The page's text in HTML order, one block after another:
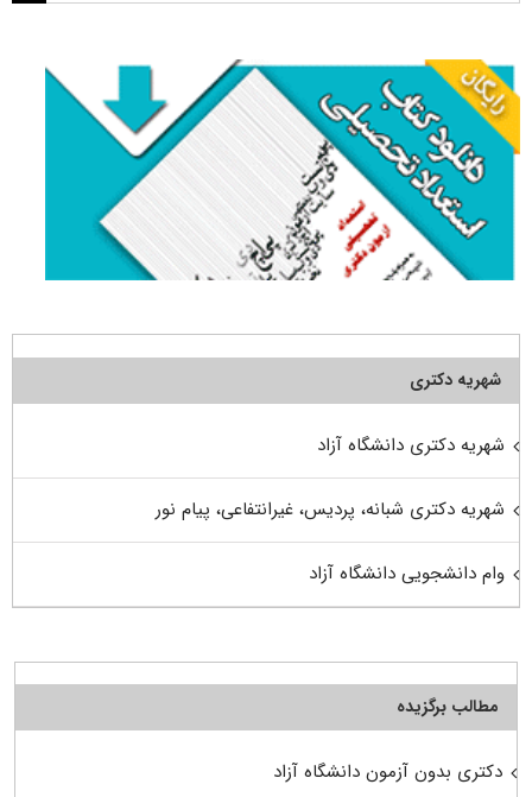
شهریه دکتری
شهریه دکتری دانشگاه آزاد
شهریه دکتری شبانه، پردیس، غیرانتفاعی، پیام نور
وام دانشجویی دانشگاه آزاد
مطالب برگزیده
دکتری بدون آزمون دانشگاه آزاد